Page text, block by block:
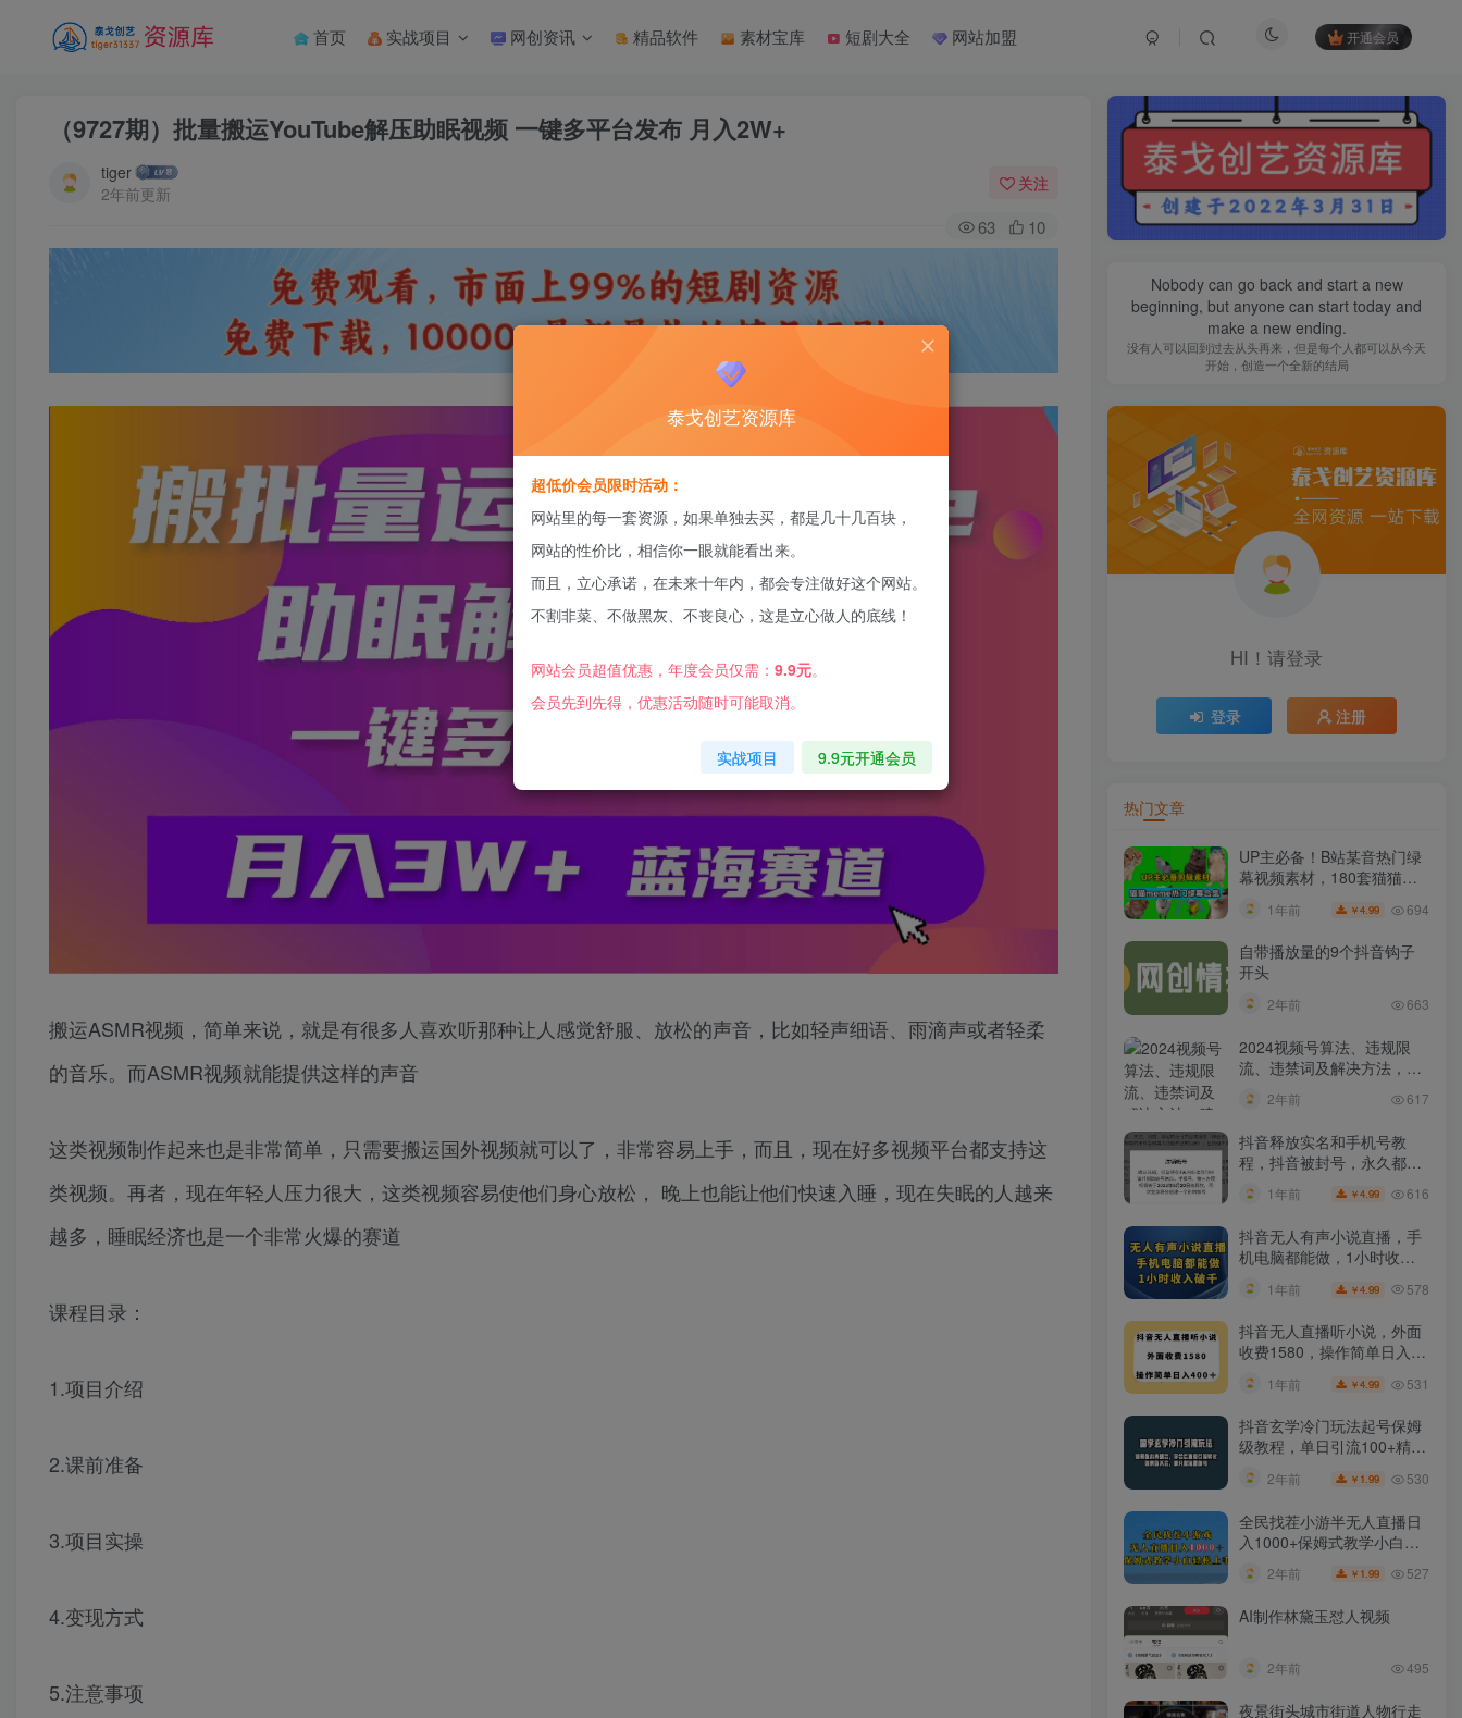
首页 实战项目 网创资讯 精品软件 素材宝库 短剧大全 网站加盟 开通会员
（9727期）批量搬运YouTube解压助眠视频 一键多平台发布 月入2W+
tiger
2年前更新
关注
63 10
搬运ASMR视频，简单来说，就是有很多人喜欢听那种让人感觉舒服、放松的声音，比如轻声细语、雨滴声或者轻柔
的音乐。而ASMR视频就能提供这样的声音
这类视频制作起来也是非常简单，只需要搬运国外视频就可以了，非常容易上手，而且，现在好多视频平台都支持这
类视频。再者，现在年轻人压力很大，这类视频容易使他们身心放松， 晚上也能让他们快速入睡，现在失眠的人越来
越多，睡眠经济也是一个非常火爆的赛道
课程目录：
1.项目介绍
2.课前准备
3.项目实操
4.变现方式
5.注意事项
Nobody can go back and start a new
beginning, but anyone can start today and
make a new ending.
没有人可以回到过去从头再来，但是每个人都可以从今天
开始，创造一个全新的结局
HI！请登录
登录 注册
热门文章
UP主必备！B站某音热门绿
幕视频素材，180套猫猫
meme动态绿幕合集包，含
背景图BGM，含使用教程
1年前 ￥4.99 694
自带播放量的9个抖音钩子
开头
2年前 663
2024视频号算法、违规限
流、违禁词及解决方法，建
2年前 617
抖音释放实名和手机号教
程，抖音被封号，永久都可
1年前 ￥4.99 616
抖音无人有声小说直播，手
机电脑都能做，1小时收入
1年前 ￥4.99 578
抖音无人直播听小说，外面
收费1580，操作简单日入
400+【揭秘】
1年前 ￥4.99 531
抖音玄学冷门玩法起号保姆
级教程，单日引流100+精准
玄学粉
2年前 ￥ 1.99 530
全民找茬小游半无人直播日
入1000+保姆式教学小白轻
2年前 ￥ 1.99 527
AI制作林黛玉怼人视频
2年前 495
夜景街头城市街道人物行走
泰戈创艺资源库
超低价会员限时活动：
网站里的每一套资源，如果单独去买，都是几十几百块，
网站的性价比，相信你一眼就能看出来。
而且，立心承诺，在未来十年内，都会专注做好这个网站。
不割非菜、不做黑灰、不丧良心，这是立心做人的底线！
网站会员超值优惠，年度会员仅需： 9.9元。
会员先到先得，优惠活动随时可能取消。
实战项目 9.9元开通会员